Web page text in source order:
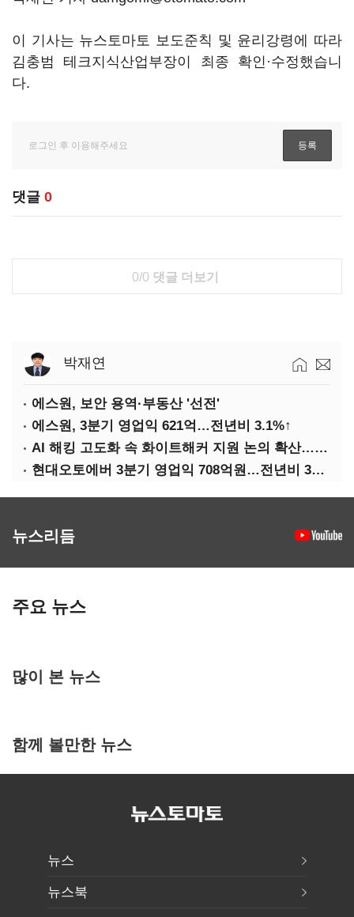
이 기사는 뉴스토마토 보도준칙 및 윤리강령에 따라
김충범 테크지식산업부장이 최종 확인·수정했습니
다.
댓글 0
0/0 댓글 더보기
박재연
에스원, 보안 용역·부동산 '선전'
에스원, 3분기 영업익 621억…전년비 3.1%↑
AI 해킹 고도화 속 화이트해커 지원 논의 확산…'버그바운티' 재조명
현대오토에버 3분기 영업익 708억원…전년비 34.8%↑
뉴스리듬
주요 뉴스
많이 본 뉴스
함께 볼만한 뉴스
뉴스
뉴스북